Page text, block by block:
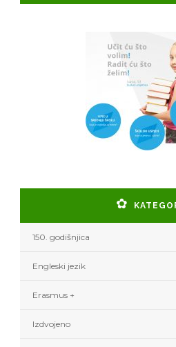
150. godišnjica
Engleski jezik
Erasmus +
Izdvojeno